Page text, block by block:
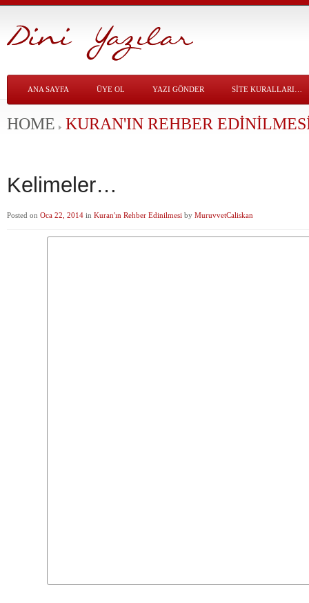
ANA SAYFA ÜYE OL YAZI GÖNDER SITE KURALLARI…
HOME KURAN'IN REHBER
Kelimeler…
Posted on Oca 22, 2014 in Kuran'ın Rehber Edinilmesi by MuruvvetCaliskan